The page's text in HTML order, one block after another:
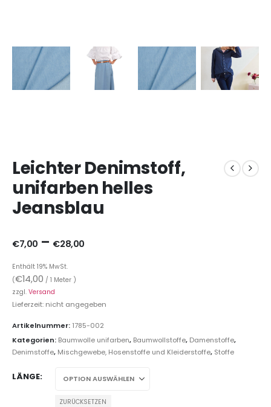
Leichter Denimstoff,
unifarben helles
Jeansblau
€7,00 – €28,00
Enthält 19% MwSt.
(€14,00 / 1 Meter )
zzgl. Versand
Lieferzeit: nicht angegeben
Artikelnummer: 1785-002
Kategorien: Baumwolle unifarben, Baumwollstoffe, Damenstoffe,
Denimstoffe, Mischgewebe, Hosenstoffe und Kleiderstoffe, Stoffe
LÄNGE
ZURÜCKSETZEN